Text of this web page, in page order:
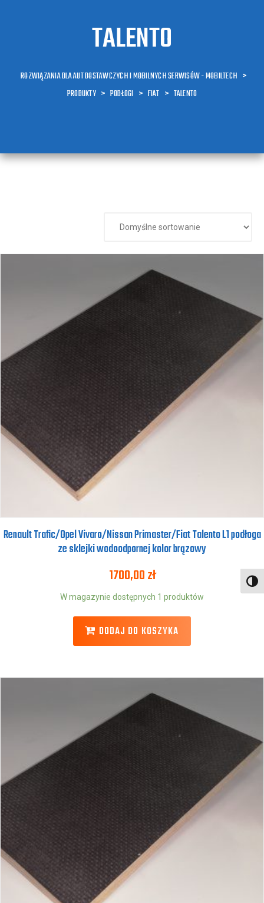
TALENTO
ROZWIĄZANIA DLA AUT DOSTAWCZYCH I MOBILNYCH SERWISÓW - MOBILTECH >
PRODUKTY > PODŁOGI > FIAT > TALENTO
Renault Trafic/Opel Vivaro/Nissan Primaster/Fiat Talento L1 podłoga
ze sklejki wodoodpornej kolor brązowy
1700,00zł
W magazynie dostępnych 1 produktów
DODAJ DO KOSZYKA